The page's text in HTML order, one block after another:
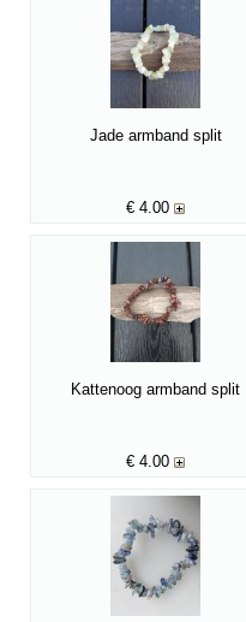
Jade armband split
€ 4.00
Kattenoog armband split
€ 4.00